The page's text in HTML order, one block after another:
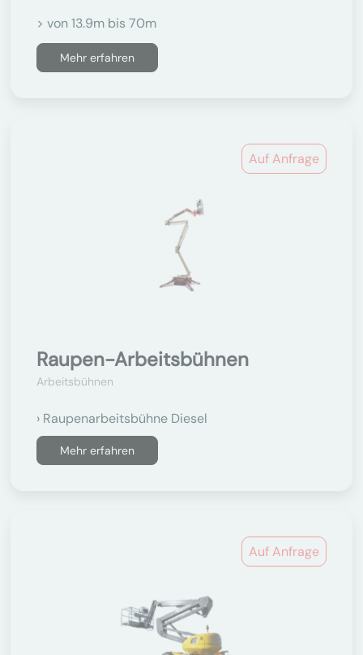
> von 13.9m bis 70m
Mehr erfahren
Auf Anfrage
Raupen-Arbeitsbühnen
Arbeitsbühnen
Raupenarbeitsbühne Diesel
Mehr erfahren
Auf Anfrage